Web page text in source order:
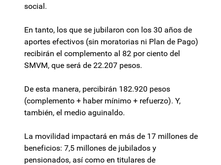
social.
En tanto, los que se jubilaron con los 30 años de
aportes efectivos (sin moratorias ni Plan de Pago)
recibirán el complemento al 82 por ciento del
SMVM, que será de 22.207 pesos.
De esta manera, percibirán 182.920 pesos
(complemento + haber mínimo + refuerzo). Y,
también, el medio aguinaldo.
La movilidad impactará en más de 17 millones de
beneficios: 7,5 millones de jubilados y
pensionados, así como en titulares de